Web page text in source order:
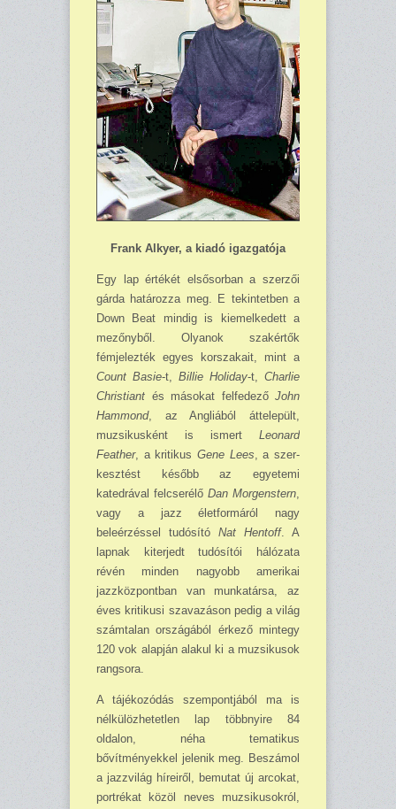
Frank Alkyer, a kiadó igazgatója
Egy lap értékét elsősorban a szerzői
gárda határozza meg. E tekintetben a
Down Beat mindig is kiemelkedett a
mezőnyből. Olyanok szakértők
fémjelezték egyes korszakait, mint a
Count Basie-t, Billie Holiday-t, Charlie
Christiant és másokat felfedező John
Hammond, az Angliából áttelepült,
muzsikusként is ismert Leonard
Feather, a kritikus Gene Lees, a szer­
kesztést később az egyetemi
katedrával felcserélő Dan Morgenstern,
vagy a jazz életformáról nagy
beleérzéssel tudósító Nat Hentoff. A
lapnak kiterjedt tudósítói hálózata
révén minden nagyobb amerikai
jazzközpontban van munkatársa, az
éves kritikusi szavazáson pedig a világ
számtalan országából érkező mintegy
120 vok alapján alakul ki a muzsikusok
rangsora.
A tájékozódás szempontjából ma is
nélkülözhetetlen lap többnyire 84
oldalon, néha tematikus
bővítményekkel jelenik meg. Beszámol
a jazzvilág híreiről, bemutat új arcokat,
portrékat közöl neves muzsikusokról,